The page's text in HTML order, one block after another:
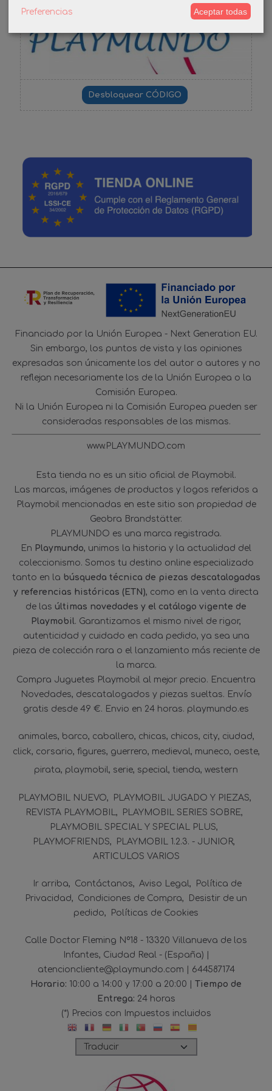
-3%
Financiado por la Unión Europea - Next Generation EU.
Sin embargo, los puntos de vista y las opiniones
expresadas son únicamente los del autor o autores y no
reflejan necesariamente los de la Unión Europea o la
Comisión Europea.
Ni la Unión Europea ni la Comisión Europea pueden ser
consideradas responsables de las mismas.
www.PLAYMUNDO.com
Esta tienda no es un sitio oficial de Playmobil.
Las marcas, imágenes de productos y logos referidos a
Playmobil mencionadas en este sitio son propiedad de
Geobra Brandstätter.
PLAYMUNDO es una marca registrada.
En Playmundo, unimos la historia y la actualidad del
coleccionismo. Somos tu destino online especializado
tanto en la búsqueda técnica de piezas descatalogadas
y referencias históricas (ETN), como en la venta directa
de las últimas novedades y el catálogo vigente de
Playmobil. Garantizamos el mismo nivel de rigor,
autenticidad y cuidado en cada pedido, ya sea una
pieza de colección rara o el lanzamiento más reciente de
la marca.
Compra Juguetes Playmobil al mejor precio. Encuentra
Novedades, descatalogados y piezas sueltas. Envío
gratis desde 49 €. Envio en 24 horas. playmundo.es
animales barco caballero chicas chicos city ciudad
click corsario figures guerrero medieval muneco oeste
pirata playmobil serie special tienda western
PLAYMOBIL NUEVO
PLAYMOBIL JUGADO Y PIEZAS
REVISTA PLAYMOBIL
PLAYMOBIL SERIES SOBRE
PLAYMOBIL SPECIAL Y SPECIAL PLUS
PLAYMOFRIENDS
PLAYMOBIL 1.2.3. - JUNIOR
ARTICULOS VARIOS
Ir arriba Contáctanos Aviso Legal
Política de
Privacidad
Condiciones de Compra
Desistir de un
pedido
Políticas de Cookies
Calle Doctor Fleming Nº18 - 13320 Villanueva de los
Infantes, Ciudad Real - (España) |
atencioncliente@playmundo.com | 644587174
Horario: 10:00 a 14:00 y 17:00 a 20:00 | Tiempo de
Entrega: 24 horas
(*) Precios con Impuestos incluidos
Preferencias Aceptar todas